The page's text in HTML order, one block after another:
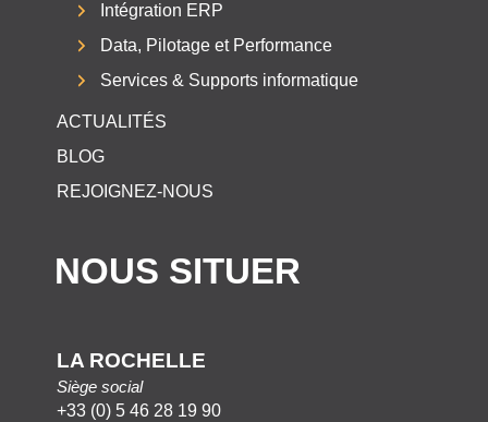
Intégration ERP
Data, Pilotage et Performance
Services & Supports informatique
ACTUALITÉS
BLOG
REJOIGNEZ-NOUS
NOUS SITUER
LA ROCHELLE
Siège social
+33 (0) 5 46 28 19 90